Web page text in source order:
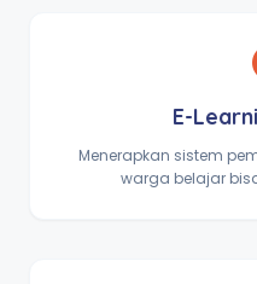
E-
Menerapkan sistem
warga belajar